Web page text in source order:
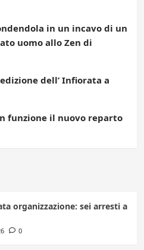
in un incavo di un
uomo allo Zen di
dell’ Infiorata a
funzione il nuovo reparto
organizzazione: sei arresti a
0